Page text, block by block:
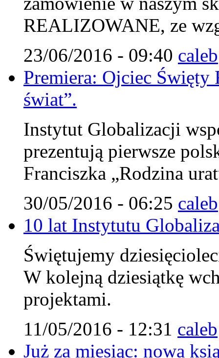
REALIZOWANE, ze
23/06/2016 - 09:40 caleb
Premiera: Ojciec Święty
świat”.
Instytut Globalizacji
prezentują pierwsze
Franciszka „Rodzina
30/05/2016 - 06:25 caleb
10 lat Instytutu
Świętujemy
W kolejną dziesiątkę
projektami.
11/05/2016 - 12:31 caleb
Już za miesiąc: nowa